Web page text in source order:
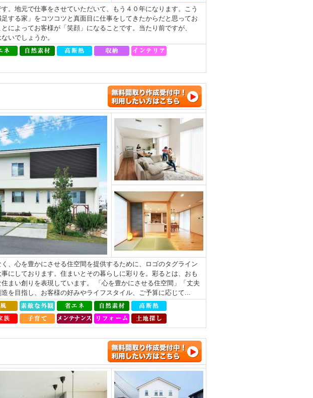
。地元で仕事をさせていただいて、もう４０年になります。こう
する家」をコツコツと真面目に仕事をしてきたからだと思ってお
によってお客様が「笑顔」になることです。当たり前ですが、
いでしょうか。
、心を豊かにさせる住空間を提供するために、ロゴのタグライン
にしております。住まいとその暮らしに彩りを。彩るとは、おも
まい創りを表現しています。 「心を豊かにさせる住空間」「丈夫
を目指し、お客様の好みやライフスタイル、ご予算に応じて...